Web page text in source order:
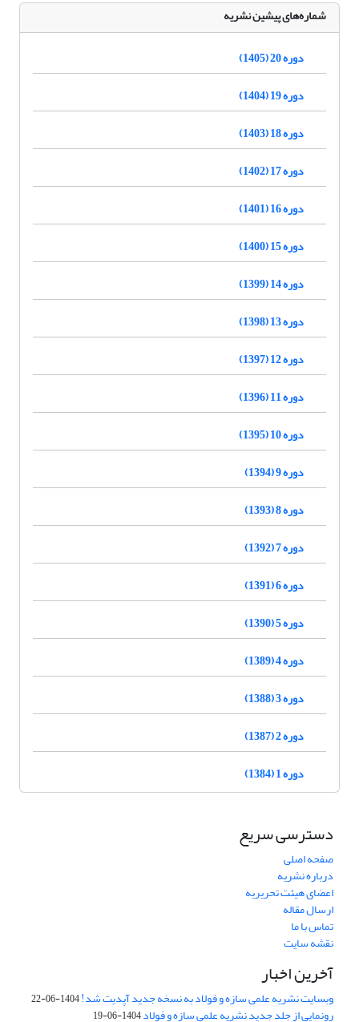
شماره‌های پیشین نشریه
دوره 20 (1405)
دوره 19 (1404)
دوره 18 (1403)
دوره 17 (1402)
دوره 16 (1401)
دوره 15 (1400)
دوره 14 (1399)
دوره 13 (1398)
دوره 12 (1397)
دوره 11 (1396)
دوره 10 (1395)
دوره 9 (1394)
دوره 8 (1393)
دوره 7 (1392)
دوره 6 (1391)
دوره 5 (1390)
دوره 4 (1389)
دوره 3 (1388)
دوره 2 (1387)
دوره 1 (1384)
دسترسی سریع
صفحه اصلی
درباره نشریه
اعضای هیئت تحریریه
ارسال مقاله
تماس با ما
نقشه سایت
آخرین اخبار
وبسایت نشریه علمی سازه و فولاد به نسخه جدید آپدیت شد!1404-06-22
رونمایی از جلد جدید نشریه علمی سازه و فولاد1404-06-19